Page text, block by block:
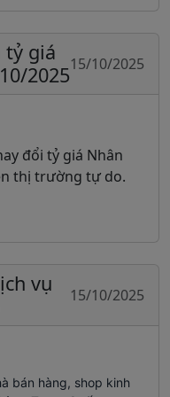
tỷ giá
202515/10/2025
đổi tỷ giá Nhân
thị trường tự do.
cọc từ 16h00
tỷ giá mới là: 1
vụ
15/10/2025
bán hàng, shop kinh